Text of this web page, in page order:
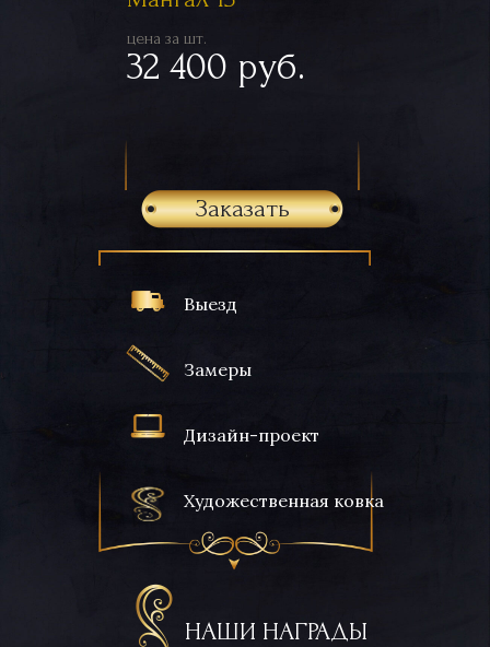
Выезд
Замеры
Дизайн-проект
Художественная ковка
НАШИ НАГРАДЫ
цена за шт.
32 400 руб.
Заказать